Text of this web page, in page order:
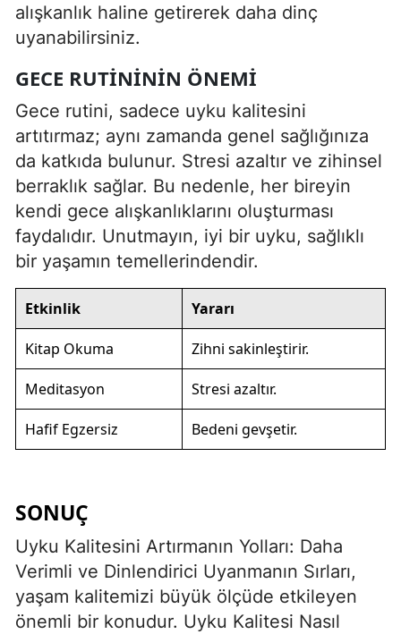
alışkanlık haline getirerek daha dinç
uyanabilirsiniz.
GECE RUTINININ ÖNEMI
Gece rutini, sadece uyku kalitesini
artıtırmaz; aynı zamanda genel sağlığınıza
da katkıda bulunur. Stresi azaltır ve zihinsel
berraklık sağlar. Bu nedenle, her bireyin
kendi gece alışkanlıklarını oluşturması
faydalıdır. Unutmayın, iyi bir uyku, sağlıklı
bir yaşamın temellerindendir.
Etkinlik Yararı
Kitap Okuma Zihni sakinleştirir.
Meditasyon Stresi azaltır.
Hafif Egzersiz Bedeni gevşetir.
SONUÇ
Uyku Kalitesini Artırmanın Yolları: Daha
Verimli ve Dinlendirici Uyanmanın Sırları,
yaşam kalitemizi büyük ölçüde etkileyen
önemli bir konudur. Uyku Kalitesi Nasıl